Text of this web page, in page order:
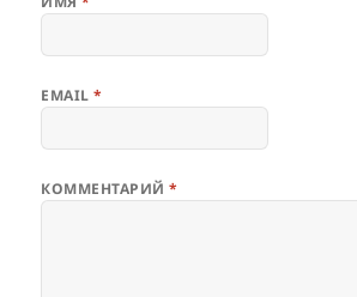
EMAIL*
КОММЕНТАРИЙ*